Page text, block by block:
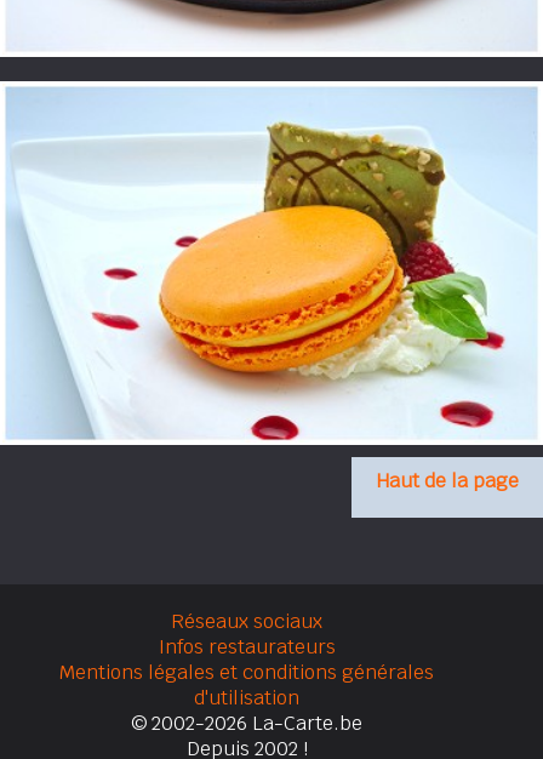
Haut de la page
Réseaux sociaux
Infos restaurateurs
Mentions légales et conditions générales
d'utilisation
© 2002-2026 La-Carte.be
Depuis 2002 !